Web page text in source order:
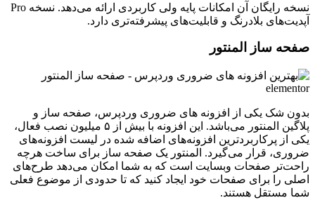
نسخه رایگان آن امکانات پایه ولی کاربردی ارائه می‌دهد. نسخه Pro
آپدیت‌های بلادرنگ و قابلیت‌های پیشرفته‌تری دارد.
صفحه ساز المنتور
بدون شک یکی از افزونه های ضروری وردپرس، صفحه ساز و
پلاگین المنتور می‌باشد. این افزونه با بیش از ۵ میلیون نصب فعال،
یکی از پرکاربرد‌ترین افزونه‌های اضافه شده در لیست افزونه‌های
ضروری، قرار می‌گیرد. المنتور یک صفحه ساز برای ساخت هرچه
راحت‌تر صفحات وبسایت است که به شما امکان می‌دهد طرح‌های
اصلی را برای صفحات خود ایجاد کنید که تا حدودی از موضوع فعلی
شما مستقل هستند.